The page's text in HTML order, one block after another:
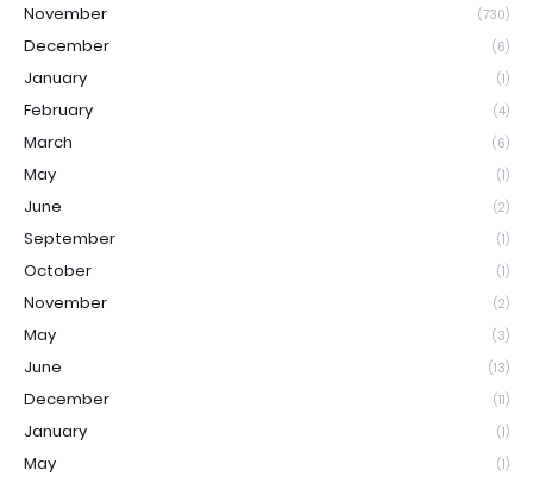
November (730)
December (6)
January (1)
February (4)
March (6)
May (1)
June (2)
September (1)
October (1)
November (2)
May (3)
June (13)
December (11)
January (1)
May (1)